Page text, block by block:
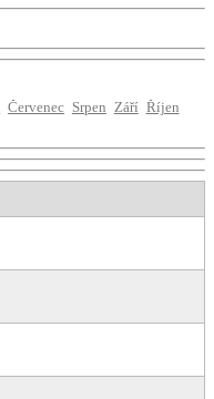
Červenec Srpen Září Říjen